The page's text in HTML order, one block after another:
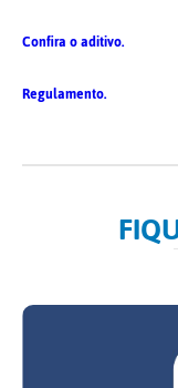
Confira o aditivo.
Regulamento.